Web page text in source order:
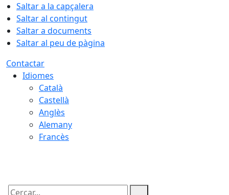
Saltar a la capçalera
Saltar al contingut
Saltar a documents
Saltar al peu de pàgina
Contactar
Idiomes
Català
Castellà
Anglès
Alemany
Francès